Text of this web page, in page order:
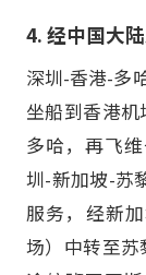
4. 经中国大
深圳-香港-多
坐船到香港
多哈，再飞
圳-新加坡-苏
服务，经新
场）中转至